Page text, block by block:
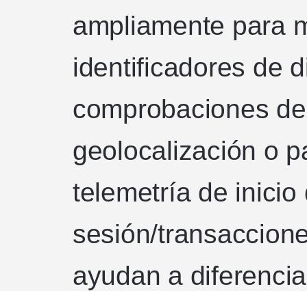
ampliamente para
identificadores de
comprobaciones
geolocalización o
telemetría de inicio
sesión/
ayudan a